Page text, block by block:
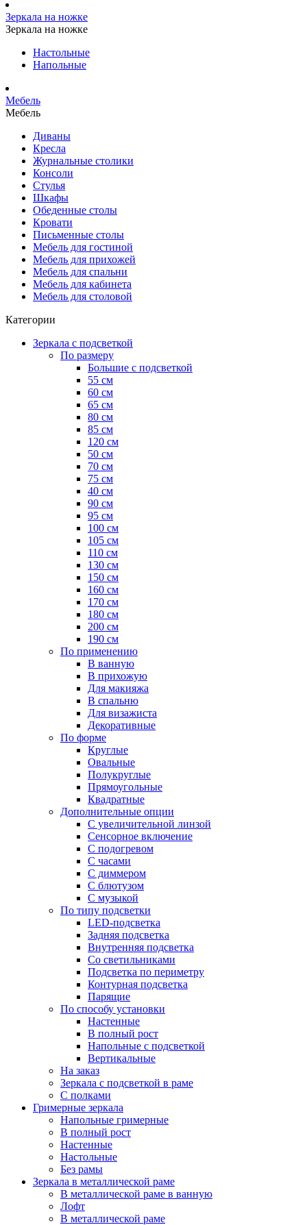
Зеркала на ножке
Зеркала на ножке
Настольные
Напольные
Мебель
Мебель
Диваны
Кресла
Журнальные столики
Консоли
Стулья
Шкафы
Обеденные столы
Кровати
Письменные столы
Мебель для гостиной
Мебель для прихожей
Мебель для спальни
Мебель для кабинета
Мебель для столовой
Категории
Зеркала с подсветкой
По размеру
Большие с подсветкой
55 см
60 см
65 см
80 см
85 см
120 см
50 см
70 см
75 см
40 см
90 см
95 см
100 см
105 см
110 см
130 см
150 см
160 см
170 см
180 см
200 см
190 см
По применению
В ванную
В прихожую
Для макияжа
В спальню
Для визажиста
Декоративные
По форме
Круглые
Овальные
Полукруглые
Прямоугольные
Квадратные
Дополнительные опции
C увеличительной линзой
Сенсорное включение
С подогревом
С часами
С диммером
С блютузом
С музыкой
По типу подсветки
LED-подсветка
Задняя подсветка
Внутренняя подсветка
Со светильниками
Подсветка по периметру
Контурная подсветка
Парящие
По способу установки
Настенные
В полный рост
Напольные с подсветкой
Вертикальные
На заказ
Зеркала с подсветкой в раме
С полками
Гримерные зеркала
Напольные гримерные
В полный рост
Настенные
Настольные
Без рамы
Зеркала в металлической раме
В металлической раме в ванную
Лофт
В металлической раме